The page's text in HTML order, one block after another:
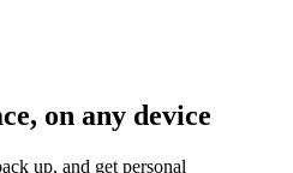
on any device
up, and get personal